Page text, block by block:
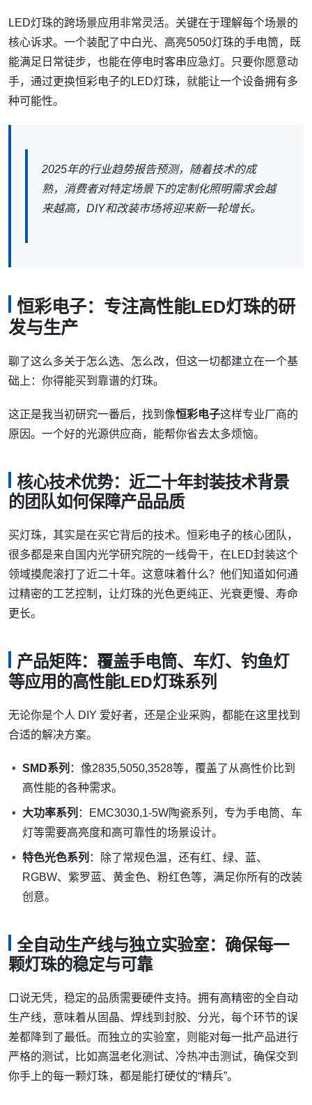
LED灯珠的跨场景应用非常灵活。关键在于理解每个场景的
核心诉求。一个装配了中白光、高亮5050灯珠的手电筒，既
能满足日常徒步，也能在停电时客串应急灯。只要你愿意动
手，通过更换恒彩电子的LED灯珠，就能让一个设备拥有多
种可能性。
2025年的行业趋势报告预测，随着技术的成
熟，消费者对特定场景下的定制化照明需求会越
来越高，DIY和改装市场将迎来新一轮增长。
恒彩电子：专注高性能LED灯珠的研
发与生产
聊了这么多关于怎么选、怎么改，但这一切都建立在一个基
础上：你得能买到靠谱的灯珠。
这正是我当初研究一番后，找到像恒彩电子这样专业厂商的
原因。一个好的光源供应商，能帮你省去太多烦恼。
核心技术优势：近二十年封装技术背景
的团队如何保障产品品质
买灯珠，其实是在买它背后的技术。恒彩电子的核心团队，
很多都是来自国内光学研究院的一线骨干，在LED封装这个
领域摸爬滚打了近二十年。这意味着什么？他们知道如何通
过精密的工艺控制，让灯珠的光色更纯正、光衰更慢、寿命
更长。
产品矩阵：覆盖手电筒、车灯、钓鱼灯
等应用的高性能LED灯珠系列
无论你是个人 DIY 爱好者，还是企业采购，都能在这里找到
合适的解决方案。
SMD系列 ：像2835,5050,3528等，覆盖了从高性价比到
高性能的各种需求。
大功率系列 ：EMC3030,1-5W陶瓷系列，专为手电筒、车
灯等需要高亮度和高可靠性的场景设计。
特色光色系列 ：除了常规色温，还有红、绿、蓝、
RGBW、紫罗蓝、黄金色、粉红色等，满足你所有的改装
创意。
全自动生产线与独立实验室：确保每一
颗灯珠的稳定与可靠
口说无凭，稳定的品质需要硬件支持。拥有高精密的全自动
生产线，意味着从固晶、焊线到封胶、分光，每个环节的误
差都降到了最低。而独立的实验室，则能对每一批产品进行
严格的测试，比如高温老化测试、冷热冲击测试，确保交到
你手上的每一颗灯珠，都是能打硬仗的“精兵”。